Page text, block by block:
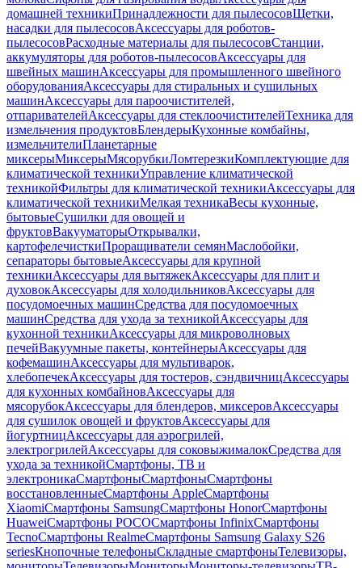
домашней техникиПринадлежности для пылесосовЩетки,
насадки для пылесосовАксессуары для роботов-
пылесосовРасходные материалы для пылесосовСтанции,
аккумуляторы для роботов-пылесосовАксессуары для
швейных машинАксессуары для промышленного швейного
оборудованияАксессуары для стиральных и сушильных
машинАксессуары для пароочистителей,
отпаривателейАксессуары для стеклоочистителейТехника для
измельчения продуктовБлендерыКухонные комбайны,
измельчителиПланетарные
миксерыМиксерыМясорубкиЛомтерезкиКомплектующие для
климатической техникиУправление климатической
техникойФильтры для климатической техникиАксессуары для
климатической техникиМелкая техникаВесы кухонные,
бытовыеСушилки для овощей и
фруктовВакууматорыОткрывалки,
картофелечисткиПроращиватели семянМаслобойки,
сепараторы бытовыеАксессуары для крупной
техникиАксессуары для вытяжекАксессуары для плит и
духовокАксессуары для холодильниковАксессуары для
посудомоечных машинСредства для посудомоечных
машинСредства для ухода за техникойАксессуары для
кухонной техникиАксессуары для микроволновых
печейВакуумные пакеты, контейнерыАксессуары для
кофемашинАксессуары для мультиварок,
хлебопечекАксессуары для тостеров, сэндвичницАксессуары
для кухонных комбайновАксессуары для
мясорубокАксессуары для блендеров, миксеровАксессуары
для сушилок овощей и фруктовАксессуары для
йогуртницАксессуары для аэрогрилей,
электрогрилейАксессуары для соковыжималокСредства для
ухода за техникойСмартфоны, ТВ и
электроникаСмартфоныСмартфоныСмартфоны
восстановленныеСмартфоны AppleСмартфоны
XiaomiСмартфоны SamsungСмартфоны HonorСмартфоны
HuaweiСмартфоны POCOСмартфоны InfinixСмартфоны
TecnoСмартфоны RealmeСмартфоны Samsung Galaxy S26
seriesКнопочные телефоныСкладные смартфоныТелевизоры,